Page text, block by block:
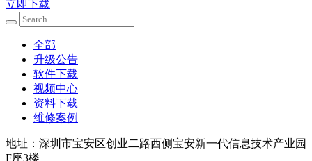
立即下载
全部
升级公告
软件下载
视频中心
资料下载
维修案例
地址：深圳市宝安区创业二路西侧宝安新一代信息技术产业园
F座3楼